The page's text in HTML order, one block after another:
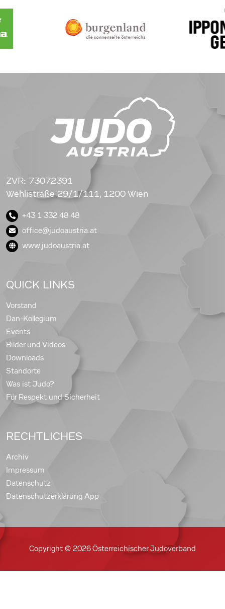
ZVR: 73072391
Wehlistraße 29/1/111, 1200 Wien
+43 1 332 48 48
office@judoaustria.at
www.judoaustria.at
QUICK LINKS
Vorstand
Dan-Kollegium
Events
Bilder und Videos
Downloads
Standorte
Was ist Judo?
Für Respekt und Sicherheit
RECHTLICHES
Archiv
Impressum
Datenschutz
Datenschutzerklärung App
Copyright © 2026 Österreichischer Judoverband